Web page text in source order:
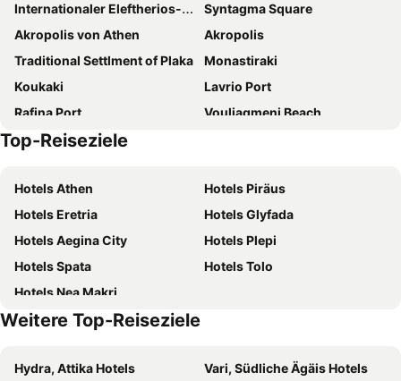
Divani Escape
Nikolakakis Rooms Lavrio
Saron Hotel
Somewhere Boutique Hotel Vouliagmeni
Nikolaki Rooms
Aethon Airport Project
BluPine Residences
Galini Palace
Infinity White Complex
Hotel Pantheon
Lilly Apartments
Sounio Palea Heaven
Alexander Beach
Vergina
INCORSΟ - Smart Luxury Stay - near Airport - 24HR Check In
Somewhere Boutique
Hera
91 Athens Riviera
Internationaler Eleftherios-Venizelos-Flughafen Athen
Syntagma Square
Akropolis von Athen
Akropolis
Traditional Settlment of Plaka
Monastiraki
Koukaki
Lavrio Port
Rafina Port
Vouliagmeni Beach
Port of Piraeus
Fetiye Mosque
Nea Makri
Porto Rafti
Omonia
Aegina Port
Piraeus Station
Anavissos 1
Palaia Fokaia
Aghios Nikolaos
Mayro Lithari
Lagonisi
Kipotheatro Papagou
Top-Reiseziele
Hotels Athen
Hotels Piräus
Hotels Eretria
Hotels Glyfada
Hotels Aegina City
Hotels Plepi
Hotels Spata
Hotels Tolo
Hotels Nea Makri
Weitere Top-Reiseziele
Hydra, Attika Hotels
Vari, Südliche Ägäis Hotels